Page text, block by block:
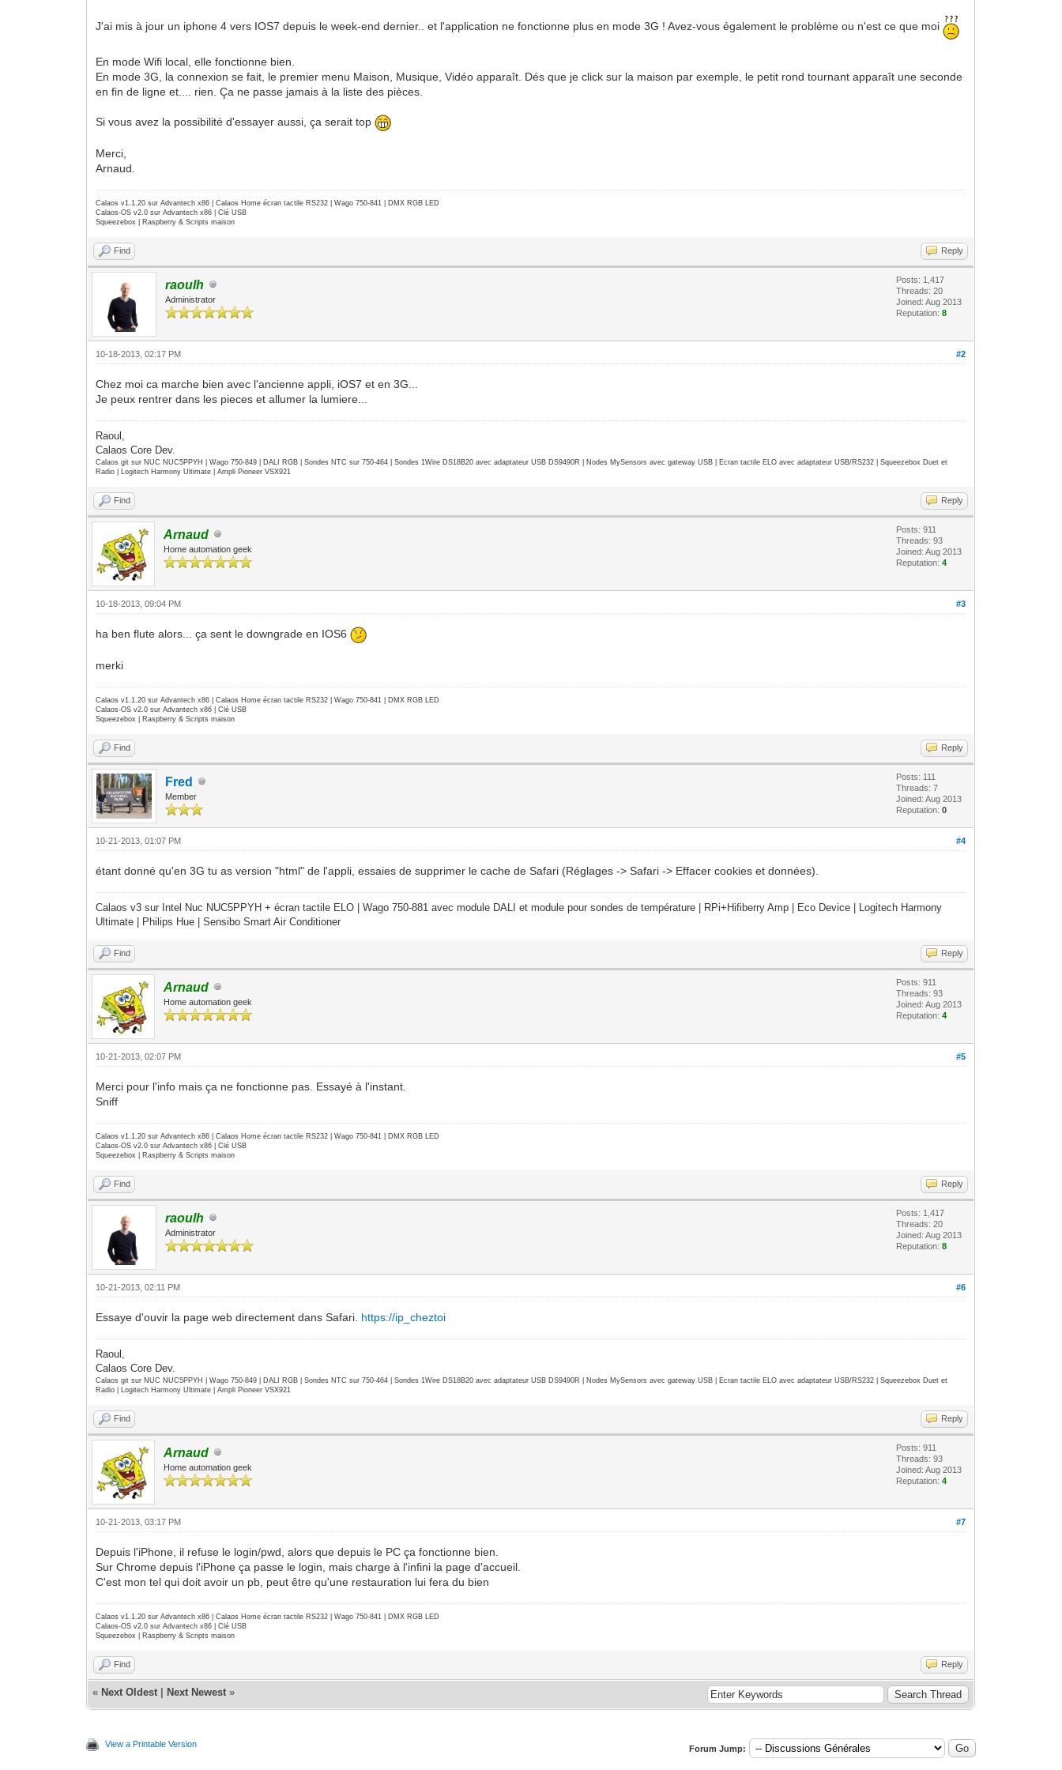
J'ai mis à jour un iphone 4 vers IOS7 depuis le week-end dernier.. et l'application ne fonctionne plus en mode 3G ! Avez-vous également le problème ou n'est ce que moi
En mode Wifi local, elle fonctionne bien.
En mode 3G, la connexion se fait, le premier menu Maison, Musique, Vidéo apparaît. Dés que je click sur la maison par exemple, le petit rond tournant apparaît une seconde
en fin de ligne et.... rien. Ça ne passe jamais à la liste des pièces.
Si vous avez la possibilité d'essayer aussi, ça serait top
Merci,
Arnaud.
Calaos v1.1.20 sur Advantech x86 | Calaos Home écran tactile RS232 | Wago 750-841 | DMX RGB LED
Calaos-OS v2.0 sur Advantech x86 | Clé USB
Squeezebox | Raspberry & Scripts maison
Find Reply
raoulh
Administrator
Posts: 1,417
Threads: 20
Joined: Aug 2013
Reputation:8
#2
10-18-2013, 02:17 PM
Chez moi ca marche bien avec l'ancienne appli, iOS7 et en 3G...
Je peux rentrer dans les pieces et allumer la lumiere...
Raoul,
Calaos Core Dev.
Calaos git sur NUC NUC5PPYH | Wago 750-849 | DALI RGB | Sondes NTC sur 750-464 | Sondes 1Wire DS18B20 avec adaptateur USB DS9490R | Nodes MySensors avec gateway USB | Ecran tactile ELO avec adaptateur USB/RS232 | Squeezebox Duet et
Radio | Logitech Harmony Ultimate | Ampli Pioneer VSX921
Find Reply
Arnaud
Home automation geek
Posts: 911
Threads: 93
Joined: Aug 2013
Reputation:4
#3
10-18-2013, 09:04 PM
ha ben flute alors... ça sent le downgrade en IOS6
merki
Calaos v1.1.20 sur Advantech x86 | Calaos Home écran tactile RS232 | Wago 750-841 | DMX RGB LED
Calaos-OS v2.0 sur Advantech x86 | Clé USB
Squeezebox | Raspberry & Scripts maison
Find Reply
Fred
Member
Posts: 111
Threads: 7
Joined: Aug 2013
Reputation:0
#4
10-21-2013, 01:07 PM
étant donné qu'en 3G tu as version "html" de l'appli, essaies de supprimer le cache de Safari (Réglages -> Safari -> Effacer cookies et données).
Calaos v3 sur Intel Nuc NUC5PPYH + écran tactile ELO | Wago 750-881 avec module DALI et module pour sondes de température | RPi+Hifiberry Amp | Eco Device | Logitech Harmony
Ultimate | Philips Hue | Sensibo Smart Air Conditioner
Find Reply
Arnaud
Home automation geek
Posts: 911
Threads: 93
Joined: Aug 2013
Reputation:4
#5
10-21-2013, 02:07 PM
Merci pour l'info mais ça ne fonctionne pas. Essayé à l'instant.
Sniff
Calaos v1.1.20 sur Advantech x86 | Calaos Home écran tactile RS232 | Wago 750-841 | DMX RGB LED
Calaos-OS v2.0 sur Advantech x86 | Clé USB
Squeezebox | Raspberry & Scripts maison
Find Reply
raoulh
Administrator
Posts: 1,417
Threads: 20
Joined: Aug 2013
Reputation:8
#6
10-21-2013, 02:11 PM
Essaye d'ouvir la page web directement dans Safari. https://ip_cheztoi
Raoul,
Calaos Core Dev.
Calaos git sur NUC NUC5PPYH | Wago 750-849 | DALI RGB | Sondes NTC sur 750-464 | Sondes 1Wire DS18B20 avec adaptateur USB DS9490R | Nodes MySensors avec gateway USB | Ecran tactile ELO avec adaptateur USB/RS232 | Squeezebox Duet et
Radio | Logitech Harmony Ultimate | Ampli Pioneer VSX921
Find Reply
Arnaud
Home automation geek
Posts: 911
Threads: 93
Joined: Aug 2013
Reputation:4
#7
10-21-2013, 03:17 PM
Depuis l'iPhone, il refuse le login/pwd, alors que depuis le PC ça fonctionne bien.
Sur Chrome depuis l'iPhone ça passe le login, mais charge à l'infini la page d'accueil.
C'est mon tel qui doit avoir un pb, peut être qu'une restauration lui fera du bien
Calaos v1.1.20 sur Advantech x86 | Calaos Home écran tactile RS232 | Wago 750-841 | DMX RGB LED
Calaos-OS v2.0 sur Advantech x86 | Clé USB
Squeezebox | Raspberry & Scripts maison
Find Reply
« Next Oldest Next Newest »
View a Printable Version Forum Jump: